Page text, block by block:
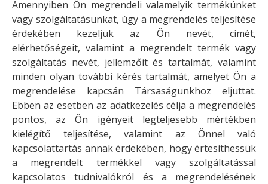
Amennyiben Ön megrendeli valamelyik termékünket
vagy szolgáltatásunkat, úgy a megrendelés teljesítése
érdekében kezeljük az Ön nevét, címét,
elérhetőségeit, valamint a megrendelt termék vagy
szolgáltatás nevét, jellemzőit és tartalmát, valamint
minden olyan további kérés tartalmát, amelyet Ön a
megrendelése kapcsán Társaságunkhoz eljuttat.
Ebben az esetben az adatkezelés célja a megrendelés
pontos, az Ön igényeit legteljesebb mértékben
kielégítő teljesítése, valamint az Önnel való
kapcsolattartás annak érdekében, hogy értesíthessük
a megrendelt termékkel vagy szolgáltatással
kapcsolatos tudnivalókról és a megrendelésének